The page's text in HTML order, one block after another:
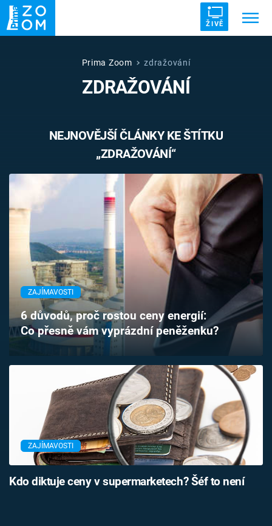
ŽIVĚ
UFO DRUHÁ SVĚTOVÁ VÁLKA
VETŘELCI DÁVNOVĚKU
TV Program
Časopis
Sledujte prima+
Sledujte nás
Prima Zoom zdražování
ZDRAŽOVÁNÍ
NEJNOVĚJŠÍ ČLÁNKY KE ŠTÍTKU
„ZDRAŽOVÁNÍ“
ZAJÍMAVOSTI
6 důvodů, proč rostou ceny energií:
Co přesně vám vyprázdní peněženku?
ZAJÍMAVOSTI
Kdo diktuje ceny v supermarketech? Šéf to není